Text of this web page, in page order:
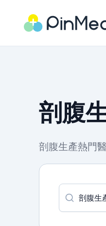
剖腹
剖腹生產熱門